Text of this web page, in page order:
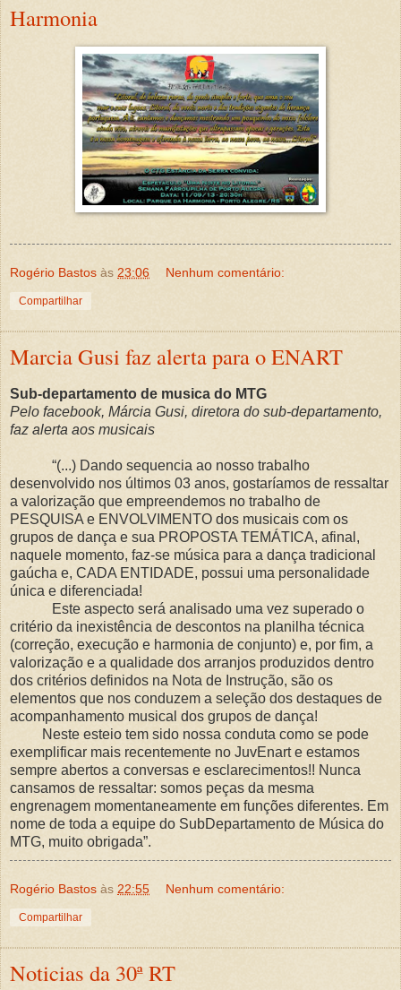
Harmonia
Rogério Bastos às 23:06 Nenhum comentário:
Compartilhar
Marcia Gusi faz alerta para o ENART
Sub-departamento de musica do MTG
Pelo facebook, Márcia Gusi, diretora do sub-departamento,
faz alerta aos musicais
“(...) Dando sequencia ao nosso trabalho
desenvolvido nos últimos 03 anos, gostaríamos de ressaltar
a valorização que empreendemos no trabalho de
PESQUISA e ENVOLVIMENTO dos musicais com os
grupos de dança e sua PROPOSTA TEMÁTICA, afinal,
naquele momento, faz-se música para a dança tradicional
gaúcha e, CADA ENTIDADE, possui uma personalidade
única e diferenciada!
Este aspecto será analisado uma vez superado o
critério da inexistência de descontos na planilha técnica
(correção, execução e harmonia de conjunto) e, por fim, a
valorização e a qualidade dos arranjos produzidos dentro
dos critérios definidos na Nota de Instrução, são os
elementos que nos conduzem a seleção dos destaques de
acompanhamento musical dos grupos de dança!
Neste esteio tem sido nossa conduta como se pode
exemplificar mais recentemente no JuvEnart e estamos
sempre abertos a conversas e esclarecimentos!! Nunca
cansamos de ressaltar: somos peças da mesma
engrenagem momentaneamente em funções diferentes. Em
nome de toda a equipe do SubDepartamento de Música do
MTG, muito obrigada”.
Rogério Bastos às 22:55 Nenhum comentário:
Compartilhar
Noticias da 30ª RT